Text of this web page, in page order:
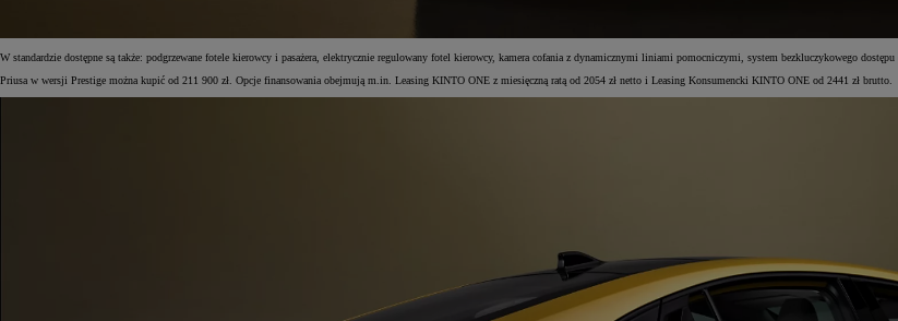
W standardzie dostępne są także: podgrzewane fotele kierowcy i pasażera, elektrycznie regulowany fotel kierowcy, kamera cofania z dynamicznymi liniami pomocniczymi, system bezkluczykowego
Priusa w wersji Prestige można kupić od 211 900 zł. Opcje finansowania obejmują m.in. Leasing KINTO ONE z miesięczną ratą od 2054 zł netto i Leasing Konsumencki KINTO ONE od 2441 zł brutto.